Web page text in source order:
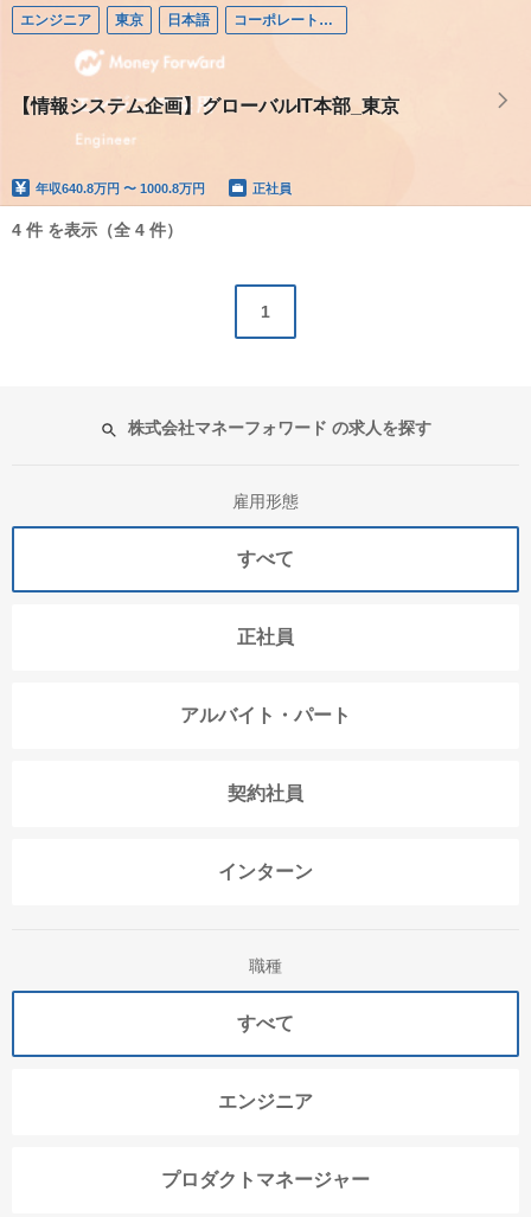
エンジニア 東京 日本語 コーポレートエンジニア
【情報システム企画】グローバルIT本部_東京
年収640.8万円 〜 1000.8万円 正社員
4 件 を表示（全 4 件）
1
株式会社マネーフォワード の求人を探す
雇用形態
すべて
正社員
アルバイト・パート
契約社員
インターン
職種
すべて
エンジニア
プロダクトマネージャー